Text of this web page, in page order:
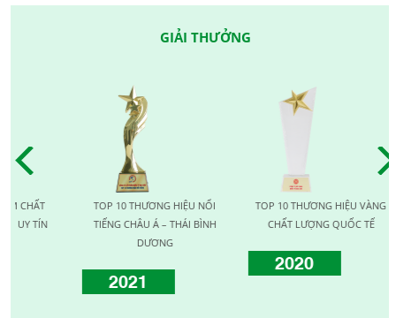
GIẢI THƯỞNG
TÍN
TOP 10 THƯƠNG HIỆU NỔI
TIẾNG CHÂU Á – THÁI BÌNH
DƯƠNG
2021
TOP 10 THƯƠNG HIỆU VÀNG
CHẤT LƯỢNG QUỐC TẾ
2020